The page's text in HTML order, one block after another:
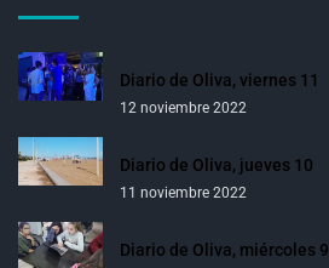
Diario de Oliva, viernes 11
12 noviembre 2022
Diario de Oliva, jueves 10
11 noviembre 2022
Diario de Oliva, miércoles 9